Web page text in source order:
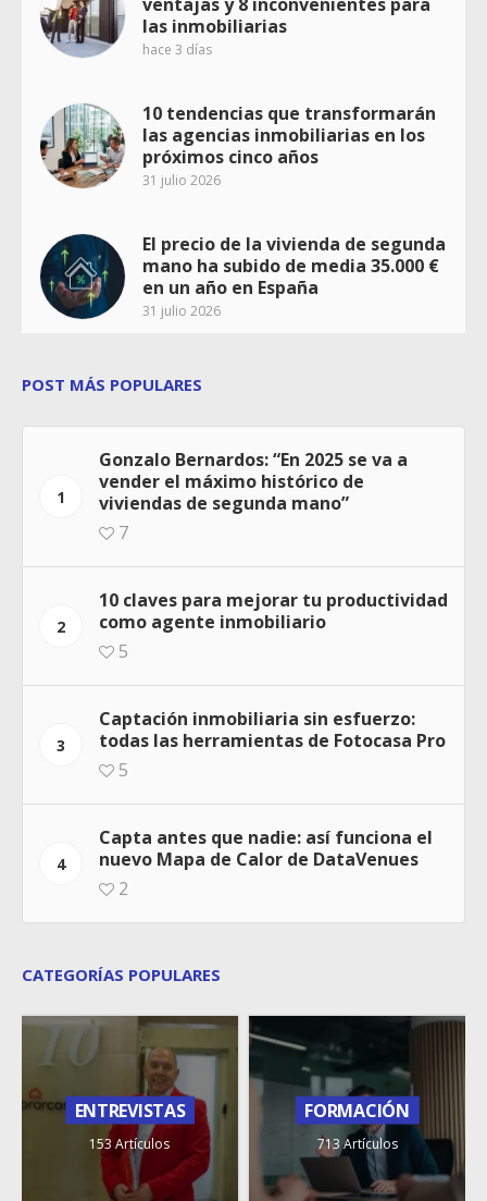
las inmobiliarias
hace 3 días
10 tendencias que transformarán
las agencias inmobiliarias en los
próximos cinco años
31 julio 2026
El precio de la vivienda de segunda
mano ha subido de media 35.000 €
en un año en España
31 julio 2026
POST MÁS POPULARES
1
Gonzalo Bernardos: “En 2025 se va a
vender el máximo histórico de
viviendas de segunda mano”
7
2
10 claves para mejorar tu productividad
como agente inmobiliario
5
3
Captación inmobiliaria sin esfuerzo:
todas las herramientas de Fotocasa Pro
5
4
Capta antes que nadie: así funciona el
nuevo Mapa de Calor de DataVenues
2
CATEGORÍAS POPULARES
ENTREVISTAS
153 Artículos
FORMACIÓN
713 Artículos